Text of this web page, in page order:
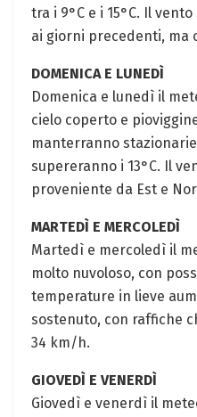
tra i 9°C e i 15°C. Il
ai giorni precedenti, ma
DOMENICA E LUNEDÌ
Domenica e lunedì il
cielo coperto e
manterranno
supereranno i 13°C. Il
proveniente da Est e
MARTEDÌ E MERCOLEDÌ
Martedì e mercoledì il
molto nuvoloso, con
temperature in lieve
sostenuto, con raffiche
34 km/h.
GIOVEDÌ E VENERDÌ
Giovedì e venerdì il